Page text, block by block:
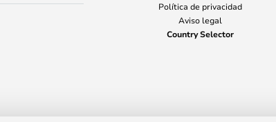
Política de privacidad
Aviso legal
Country Selector